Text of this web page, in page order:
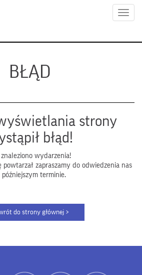
Menu
BŁĄD
strony
błąd!
znaleziono wydarzenia!
powtarzał zapraszamy do odwiedzenia nas
późniejszym terminie.